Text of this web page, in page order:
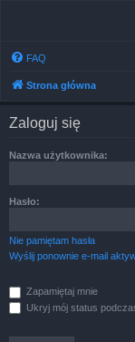
FAQ
Strona główna
Zaloguj się
Nazwa użytkownika:
Hasło:
Nie pamiętam hasła
Wyślij ponownie e-mail
Zapamiętaj mnie
Ukryj mój status